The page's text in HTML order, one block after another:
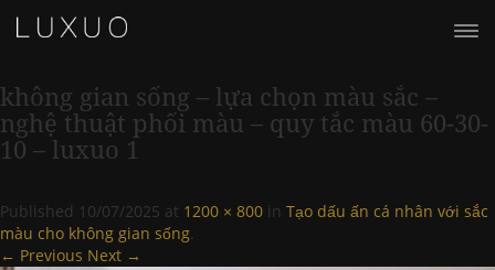
không gian sống – lựa chọn màu sắc –
nghệ thuật phối màu – quy tắc màu 60-30-
10 – luxuo 1
Published 10/07/2025 at 1200 × 800 in Tạo dấu ấn cá nhân với sắc
màu cho không gian sống.
← Previous Next →